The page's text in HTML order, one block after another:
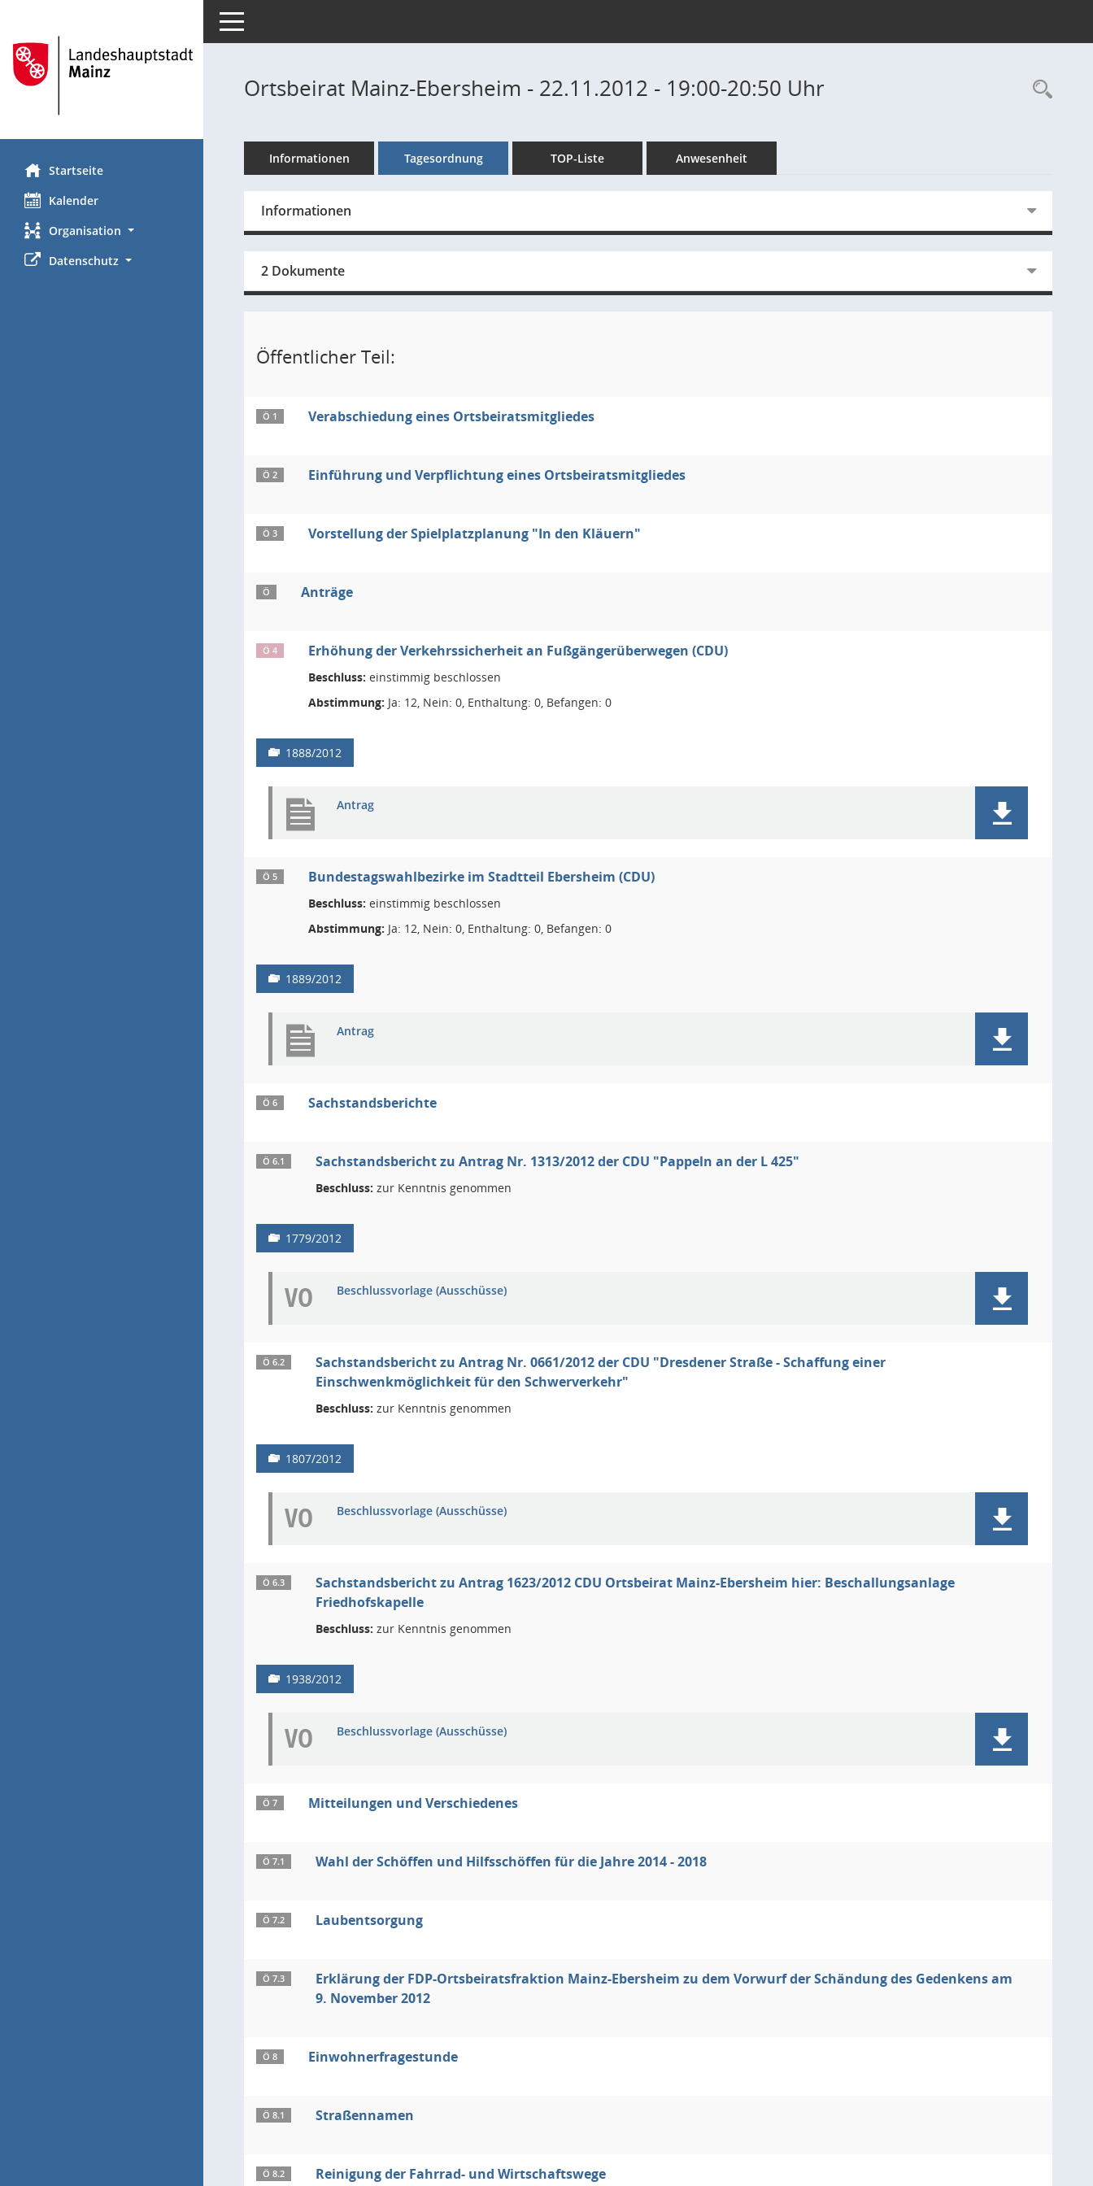
Startseite
Kalender
Organisation
Datenschutz
Toggle navigation
Ortsbeirat Mainz-Ebersheim - 22.11.2012 - 19:00-20:50 Uhr
Informationen Tagesordnung TOP-Liste Anwesenheit
Informationen
2 Dokumente
Öffentlicher Teil:
Ö 1 Verabschiedung eines Ortsbeiratsmitgliedes
Ö 2 Einführung und Verpflichtung eines Ortsbeiratsmitgliedes
Ö 3 Vorstellung der Spielplatzplanung "In den Kläuern"
Ö Anträge
Ö 4 Erhöhung der Verkehrssicherheit an Fußgängerüberwegen (CDU)
Beschluss: einstimmig beschlossen
Abstimmung: Ja: 12, Nein: 0, Enthaltung: 0, Befangen: 0
1888/2012
Antrag
Ö 5 Bundestagswahlbezirke im Stadtteil Ebersheim (CDU)
Beschluss: einstimmig beschlossen
Abstimmung: Ja: 12, Nein: 0, Enthaltung: 0, Befangen: 0
1889/2012
Antrag
Ö 6 Sachstandsberichte
Ö 6.1 Sachstandsbericht zu Antrag Nr. 1313/2012 der CDU "Pappeln an der L 425"
Beschluss: zur Kenntnis genommen
1779/2012
VO Beschlussvorlage (Ausschüsse)
Ö 6.2
Sachstandsbericht zu Antrag Nr. 0661/2012 der CDU "Dresdener Straße - Schaffung einer
Einschwenkmöglichkeit für den Schwerverkehr"
Beschluss: zur Kenntnis genommen
1807/2012
VO Beschlussvorlage (Ausschüsse)
Ö 6.3
Sachstandsbericht zu Antrag 1623/2012 CDU Ortsbeirat Mainz-Ebersheim hier: Beschallungsanlage
Friedhofskapelle
Beschluss: zur Kenntnis genommen
1938/2012
VO Beschlussvorlage (Ausschüsse)
Ö 7 Mitteilungen und Verschiedenes
Ö 7.1 Wahl der Schöffen und Hilfsschöffen für die Jahre 2014 - 2018
Ö 7.2 Laubentsorgung
Ö 7.3
Erklärung der FDP-Ortsbeiratsfraktion Mainz-Ebersheim zu dem Vorwurf der Schändung des Gedenkens am
9. November 2012
Ö 8 Einwohnerfragestunde
Ö 8.1 Straßennamen
Ö 8.2 Reinigung der Fahrrad- und Wirtschaftswege